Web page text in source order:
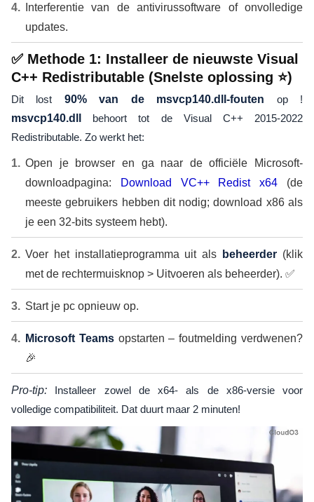
Interferentie van de antivirussoftware of onvolledige
updates.
✅ Methode 1: Installeer de nieuwste Visual
C++ Redistributable (Snelste oplossing ⭐)
Dit lost 90% van de msvcp140.dll-fouten op !
msvcp140.dll
behoort tot de Visual C++ 2015-2022
Redistributable. Zo werkt het:
Open je browser en ga naar de officiële Microsoft-
downloadpagina:
Download VC++ Redist x64 (de
meeste gebruikers hebben dit nodig; download x86 als
je een 32-bits systeem hebt).
Voer het installatieprogramma uit als beheerder (klik
met de rechtermuisknop > Uitvoeren als beheerder). ✅
Start je pc opnieuw op.
Microsoft Teamsopstarten – foutmelding verdwenen?
🎉
Pro-tip: Installeer zowel de x64- als de x86-versie voor
volledige compatibiliteit. Dat duurt maar 2 minuten!